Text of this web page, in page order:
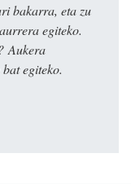
bakarra, eta zu
egiteko.
Aukera
egiteko.